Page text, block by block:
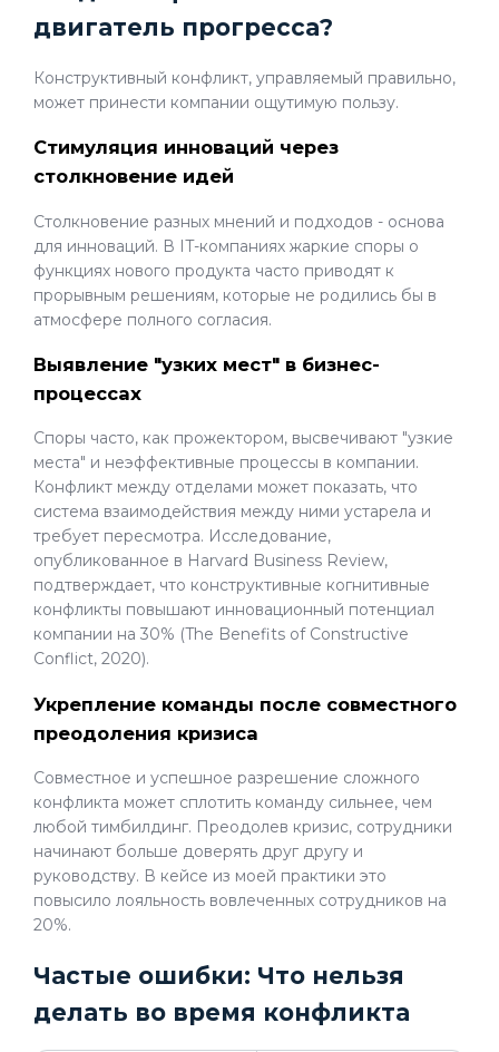
двигатель прогресса?
Конструктивный конфликт, управляемый правильно,
может принести компании ощутимую пользу.
Стимуляция инноваций через
столкновение идей
Столкновение разных мнений и подходов - основа
для инноваций. В IT-компаниях жаркие споры о
функциях нового продукта часто приводят к
прорывным решениям, которые не родились бы в
атмосфере полного согласия.
Выявление "узких мест" в бизнес-
процессах
Споры часто, как прожектором, высвечивают "узкие
места" и неэффективные процессы в компании.
Конфликт между отделами может показать, что
система взаимодействия между ними устарела и
требует пересмотра. Исследование,
опубликованное в Harvard Business Review,
подтверждает, что конструктивные когнитивные
конфликты повышают инновационный потенциал
компании на 30% (The Benefits of Constructive
Conflict, 2020).
Укрепление команды после совместного
преодоления кризиса
Совместное и успешное разрешение сложного
конфликта может сплотить команду сильнее, чем
любой тимбилдинг. Преодолев кризис, сотрудники
начинают больше доверять друг другу и
руководству. В кейсе из моей практики это
повысило лояльность вовлеченных сотрудников на
20%.
Частые ошибки: Что нельзя
делать во время конфликта